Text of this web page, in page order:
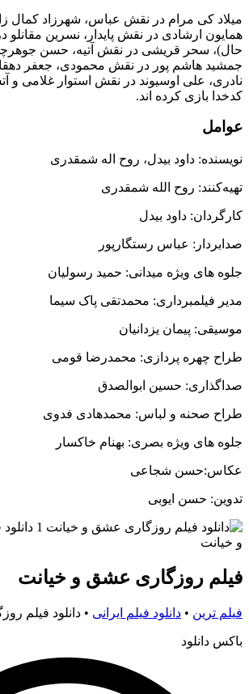
میلاد کی مرام در نقش عباس، شهرزاد کمال
همایون ارشادی در نقش پایدار، نسرین مقانلو
حال)، سحر قریشی در نقش آتیه، حسن
جمشید هاشم پور در نقش محمودی، جعفر
نادری، علی اوسیوند در نقش استوار غلامی و
کدخدا بازی کرده اند.
عوامل
نویسنده: داود بیدل، روح اله شمقدری
تهیه‌کنند: روح الله شمقدری
کارگردان: داود بیدل
صدابردار: عباس رستگارپور
جلوه های ویژه میدانی: حمید رسولیان
مدیر فیلمبرداری: محمدتقی پاک سیما
موسیقی: پیمان یزدانیان
طراح چهره پردازی: محمدرضا قومی
صداگذاری: حسین ابوالصدق
طراح صحنه و لباس: محمدهادی فدوی
جلوه های ویژه بصری: بهنام خاکسار
عکاس:حسن شجاعی
تدوین: حسن ایوبی
فیلم روزگاری عشق و خیانت
فیلم ترین • دانلود فیلم ایرانی • دانلود فیلم
باکس دانلود